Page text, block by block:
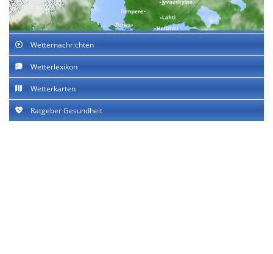
Wetternachrichten
Wetterlexikon
Wetterkarten
Ratgeber Gesundheit